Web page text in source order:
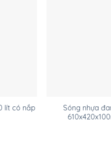
lít có nắp
Sóng nhựa